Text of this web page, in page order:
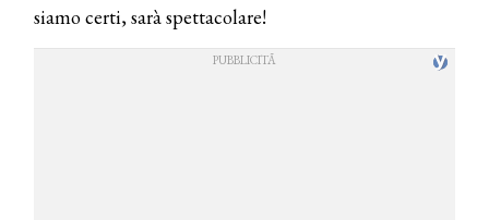
siamo certi, sarà spettacolare!